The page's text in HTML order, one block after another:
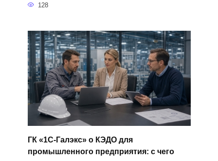
128
ГК «1С-Галэкс» о КЭДО для
промышленного предприятия: с чего